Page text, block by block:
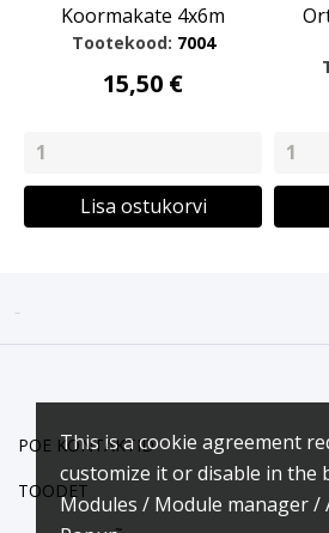
This is a cookie agreement
customize it or disable in the
Modules / Module manager /
Koormakate 4x6m
Tootekood: 7004
15,50 €
Lisa ostukorvi

POE KONTAKTID
TOODET